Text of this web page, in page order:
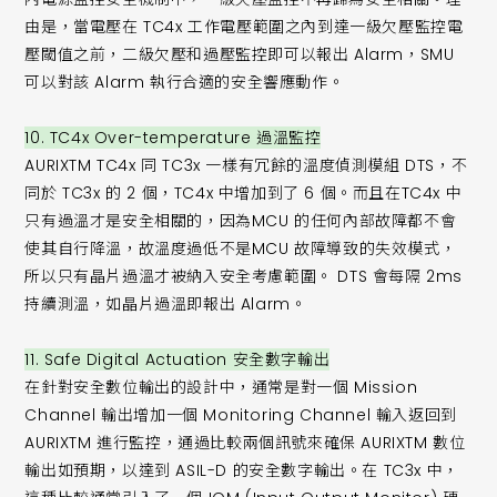
由是，當電壓在 TC4x 工作電壓範圍之內到達一級欠壓監控電
壓閾值之前，二級欠壓和過壓監控即可以報出 Alarm，SMU
可以對該 Alarm 執行合適的安全響應動作。
10. TC4x Over-temperature 過溫監控
AURIXTM TC4x 同 TC3x 一樣有冗餘的溫度偵測模組 DTS，不
同於 TC3x 的 2 個，TC4x 中增加到了 6 個。而且在TC4x 中
只有過溫才是安全相關的，因為MCU 的任何內部故障都不會
使其自行降溫，故溫度過低不是MCU 故障導致的失效模式，
所以只有晶片過溫才被納入安全考慮範圍。 DTS 會每隔 2ms
持續測溫，如晶片過溫即報出 Alarm。
11. Safe Digital Actuation 安全數字輸出
在針對安全數位輸出的設計中，通常是對一個 Mission
Channel 輸出增加一個 Monitoring Channel 輸入返回到
AURIXTM 進行監控，通過比較兩個訊號來確保 AURIXTM 數位
輸出如預期，以達到 ASIL-D 的安全數字輸出。在 TC3x 中，